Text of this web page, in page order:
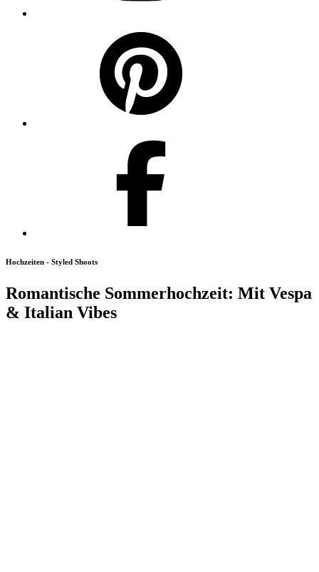
Hochzeiten - Styled Shoots
Romantische Sommerhochzeit: Mit Vespa
& Italian Vibes